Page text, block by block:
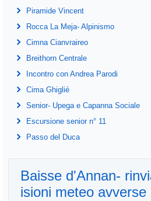
Piramide Vincent
Rocca La Meja- Alpinismo
Cimna Cianvraireo
Breithorn Centrale
Incontro con Andrea Parodi
Cima Ghiglié
Senior- Upega e Capanna Sociale
Escursione senior n° 11
Passo del Duca
Baisse d'Annan-
isioni meteo avverse